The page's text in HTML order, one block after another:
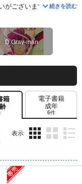
がございます。「罪な男
続きを読む
D.Gray-man
籍 電子書籍
成年
6件
表示
ム
表
ム
表
ム
表